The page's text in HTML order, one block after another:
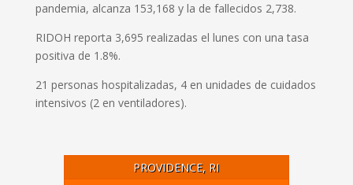
pandemia, alcanza 153,168 y la de fallecidos 2,738.
RIDOH reporta 3,695 realizadas el lunes con una tasa
positiva de 1.8%.
21 personas hospitalizadas, 4 en unidades de cuidados
intensivos (2 en ventiladores).
PROVIDENCE, RI